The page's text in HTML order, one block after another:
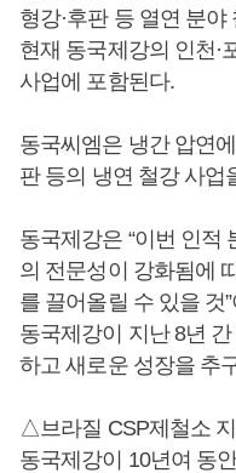
형강·후판 등 열연 분
현재 동국제강의 인천·
사업에 포함된다.
동국씨엠은 냉간 압연
판 등의 냉연 철강 사업
동국제강은 “이번 인적
의 전문성이 강화됨에
를 끌어올릴 수 있을 것
동국제강이 지난 8년
하고 새로운 성장을 추
△브라질 CSP제철소
동국제강이 10년여 동